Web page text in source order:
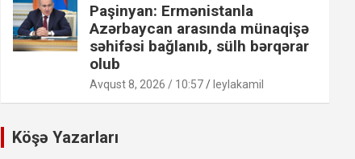
Paşinyan: Ermənistanla
Azərbaycan arasında münaqişə
səhifəsi bağlanıb, sülh bərqərar
olub
Avqust 8, 2026 / 10:57 leylakamil
Köşə Yazarları